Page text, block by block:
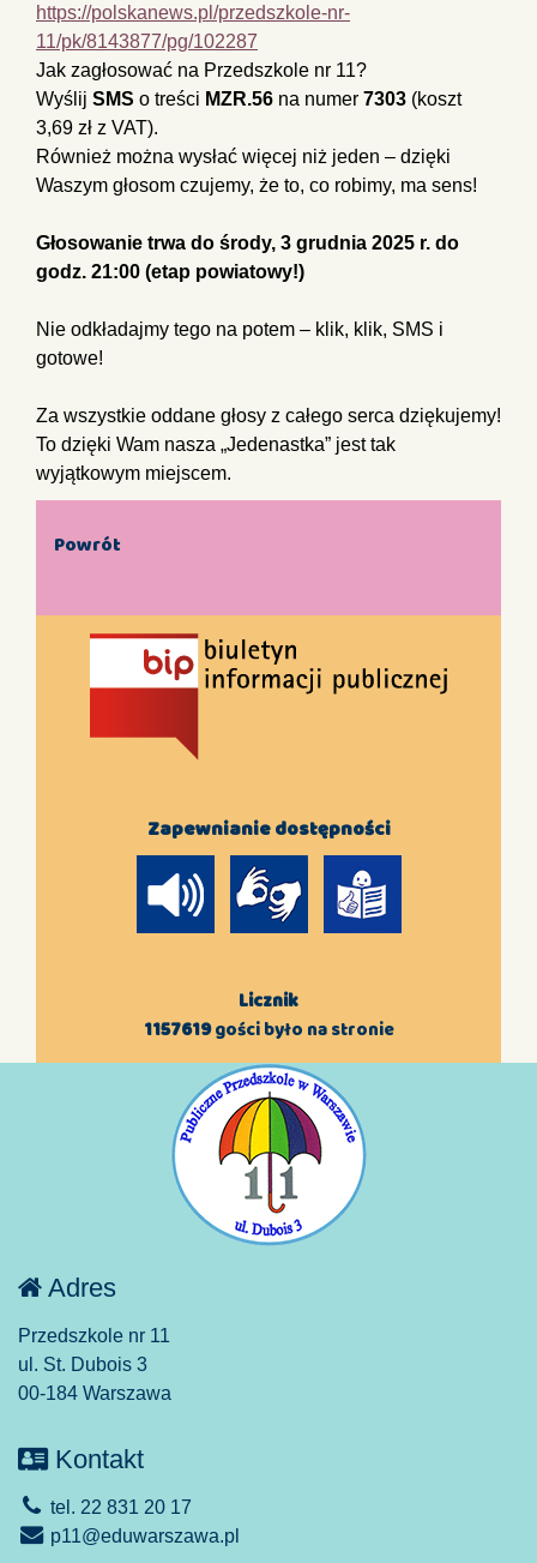
https://polskanews.pl/przedszkole-nr-
11/pk/8143877/pg/102287
Jak zagłosować na Przedszkole nr 11?
Wyślij SMS o treści MZR.56 na numer 7303 (koszt
3,69 zł z VAT).
Również można wysłać więcej niż jeden – dzięki
Waszym głosom czujemy, że to, co robimy, ma sens!
Głosowanie trwa do środy, 3 grudnia 2025 r. do
godz. 21:00 (etap powiatowy!)
Nie odkładajmy tego na potem – klik, klik, SMS i
gotowe!
Za wszystkie oddane głosy z całego serca dziękujemy!
To dzięki Wam nasza „Jedenastka” jest tak
wyjątkowym miejscem.
Powrót
Zapewnianie dostępności
Licznik
1157619gości było na stronie
Adres
Przedszkole nr 11
ul. St. Dubois 3
00-184 Warszawa
Kontakt
tel. 22 831 20 17
p11@eduwarszawa.pl